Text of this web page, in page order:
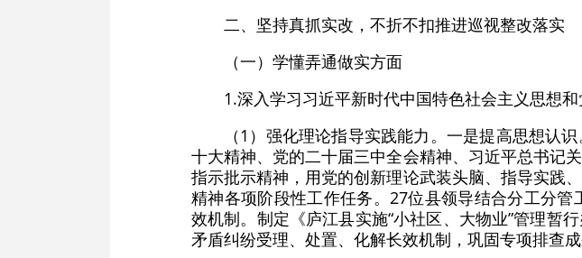
二、坚持真抓实改，不折不扣推进巡视整改落实
（一）学懂弄通做实方面
1.深入学习习近平新时代中国特色社会主义思想
（1）强化理论指导实践能力。一是提高思想认
十大精神、党的二十届三中全会精神、习近平总书记
指示批示精神，用党的创新理论武装头脑、指导实践
精神各项阶段性工作任务。27位县领导结合分工分
效机制。制定《庐江县实施“小社区、大物业”管理暂
矛盾纠纷受理、处置、化解长效机制，巩固专项排查